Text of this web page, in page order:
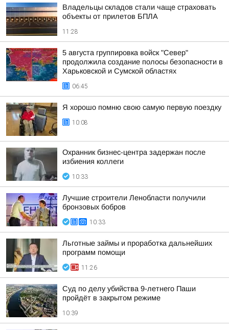
Владельцы складов стали чаще страховать
объекты от прилетов БПЛА
11:28
5 августа группировка войск "Север"
продолжила создание полосы безопасности в
Харьковской и Сумской областях
06:45
Я хорошо помню свою самую первую поездку
10:08
Охранник бизнес-центра задержан после
избиения коллеги
10:33
Лучшие строители Ленобласти получили
бронзовых бобров
10:33
Льготные займы и проработка дальнейших
программ помощи
11:26
Суд по делу убийства 9-летнего Паши
пройдёт в закрытом режиме
10:39